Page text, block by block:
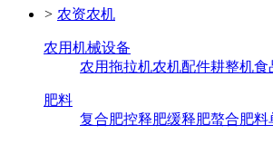
> 农资农机
农用机械设备
农用拖拉机农机配件耕整机食
肥料
复合肥控释肥缓释肥螯合肥料